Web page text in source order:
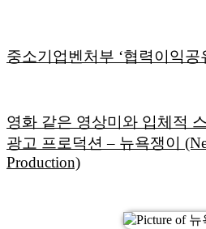
중소기업벤처부 ‘협력이익공
영화 같은 영상미와 입체적
광고 프로덕션 – 뉴욕쟁이
Production)